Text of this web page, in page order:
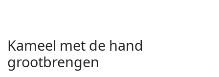
Kameel met de hand
grootbrengen